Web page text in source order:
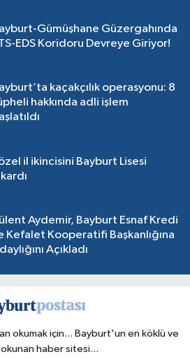
Gümüşhane Güzergahında
EDS Koridoru Devreye Giriyor!
kaçakçılık operasyonu: 8
hakkında adli işlem
il ikincisini Bayburt Lisesi
Aydemir, Bayburt Esnaf Kredi
Kefalet Kooperatifi Başkanlığına
Açıkladı
okumak için... Bayburt'un en köklü ve
haber sitesi...